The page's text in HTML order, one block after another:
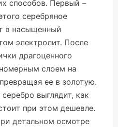
способов. Первый –
серебряное
в насыщенный
электролит. После
драгоценного
слоем на
ее в золотую.
выглядит, как
при этом дешевле.
детальном осмотре